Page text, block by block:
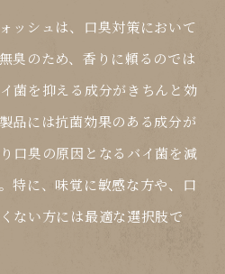
ッシュは、口臭対策において
臭のため、香りに頼るのでは
菌を抑える成分がきちんと効
品には抗菌効果のある成分が
口臭の原因となるバイ菌を減
特に、味覚に敏感な方や、口
ない方には最適な選択肢で